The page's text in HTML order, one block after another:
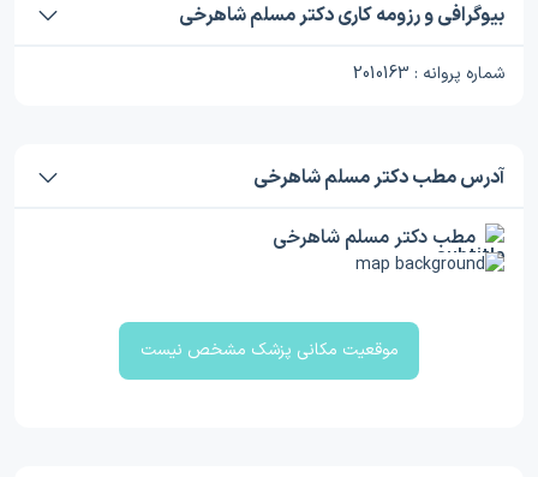
بیوگرافی و رزومه کاری دکتر مسلم شاهرخی
شماره پروانه : 2010163
آدرس مطب دکتر مسلم شاهرخی
مطب دکتر مسلم شاهرخی
موقعیت مکانی پزشک مشخص نیست